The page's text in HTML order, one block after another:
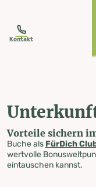
Kontakt
Vorteile sichern
Buche als FürDich
wertvolle
eintauschen kannst.